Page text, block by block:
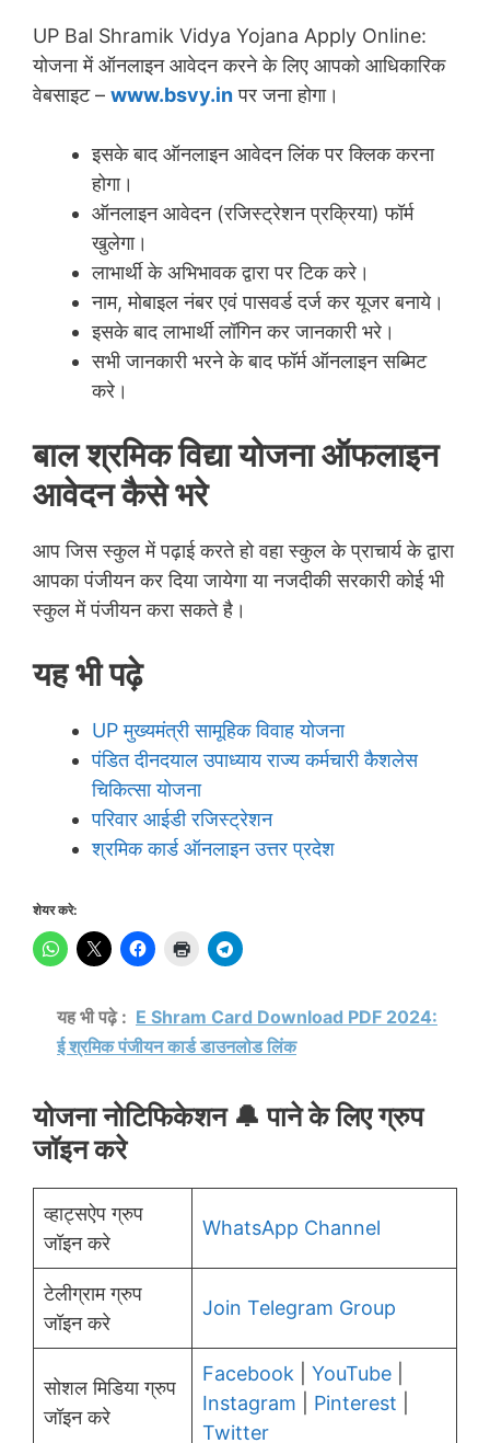
UP Bal Shramik Vidya Yojana Apply Online:
योजना में ऑनलाइन आवेदन करने के लिए आपको आधिकारिक
वेबसाइट – www.bsvy.inपर जना होगा।
इसके बाद ऑनलाइन आवेदन लिंक पर क्लिक करना
होगा।
ऑनलाइन आवेदन (रजिस्ट्रेशन प्रक्रिया) फॉर्म
खुलेगा।
लाभार्थी के अभिभावक द्वारा पर टिक करे।
नाम, मोबाइल नंबर एवं पासवर्ड दर्ज कर यूजर बनाये।
इसके बाद लाभार्थी लॉगिन कर जानकारी भरे।
सभी जानकारी भरने के बाद फॉर्म ऑनलाइन सब्मिट
करे।
बाल श्रमिक विद्या योजना ऑफलाइन
आवेदन कैसे भरे
आप जिस स्कुल में पढ़ाई करते हो वहा स्कुल के प्राचार्य के द्वारा
आपका पंजीयन कर दिया जायेगा या नजदीकी सरकारी कोई भी
स्कुल में पंजीयन करा सकते है।
यह भी पढ़े
UP मुख्यमंत्री सामूहिक विवाह योजना
पंडित दीनदयाल उपाध्याय राज्य कर्मचारी कैशलेस
चिकित्सा योजना
परिवार आईडी रजिस्ट्रेशन
श्रमिक कार्ड ऑनलाइन उत्तर प्रदेश
शेयर करे:
यह भी पढ़े : E Shram Card Download PDF 2024:
ई श्रमिक पंजीयन कार्ड डाउनलोड लिंक
योजना नोटिफिकेशन 🔔 पाने के लिए ग्रुप
जॉइन करे
व्हाट्सऐप ग्रुप
जॉइन करे
WhatsApp Channel
टेलीग्राम ग्रुप
जॉइन करे
Join Telegram Group
सोशल मिडिया ग्रुप
जॉइन करे
Facebook YouTube
Instagram
Pinterest
Twitter